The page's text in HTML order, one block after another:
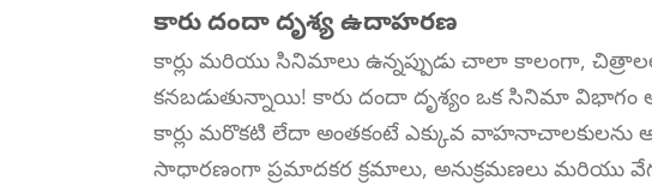
కారు దందా దృశ్య ఉదాహరణ
కార్లు మరియు సినిమాలు ఉన్నప్పుడు చాలా కాలంగా,
కనబడుతున్నాయి! కారు దందా దృశ్యం ఒక సినిమా విభాగం
కార్లు మరొకటి లేదా అంతకంటే ఎక్కువ వాహనాచాలకులను
సాధారణంగా ప్రమాదకర క్రమాలు, అనుక్రమణలు మరియు